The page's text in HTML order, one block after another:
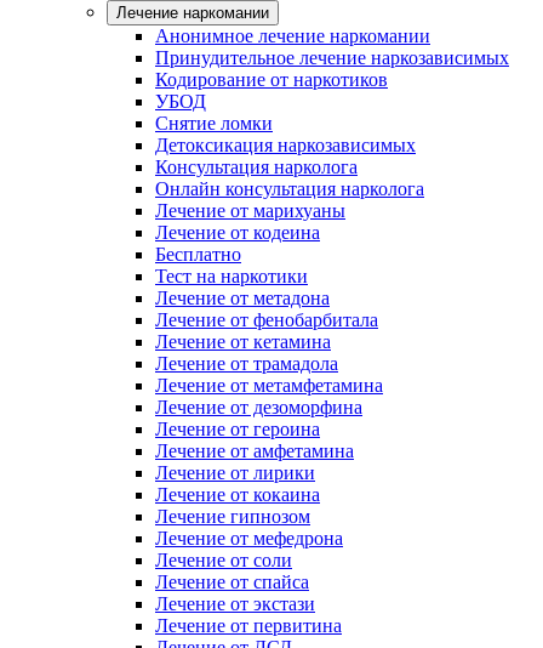
Лечение наркомании
Анонимное лечение наркомании
Принудительное лечение наркозависимых
Кодирование от наркотиков
УБОД
Снятие ломки
Детоксикация наркозависимых
Консультация нарколога
Онлайн консультация нарколога
Лечение от марихуаны
Лечение от кодеина
Бесплатно
Тест на наркотики
Лечение от метадона
Лечение от фенобарбитала
Лечение от кетамина
Лечение от трамадола
Лечение от метамфетамина
Лечение от дезоморфина
Лечение от героина
Лечение от амфетамина
Лечение от лирики
Лечение от кокаина
Лечение гипнозом
Лечение от мефедрона
Лечение от соли
Лечение от спайса
Лечение от экстази
Лечение от первитина